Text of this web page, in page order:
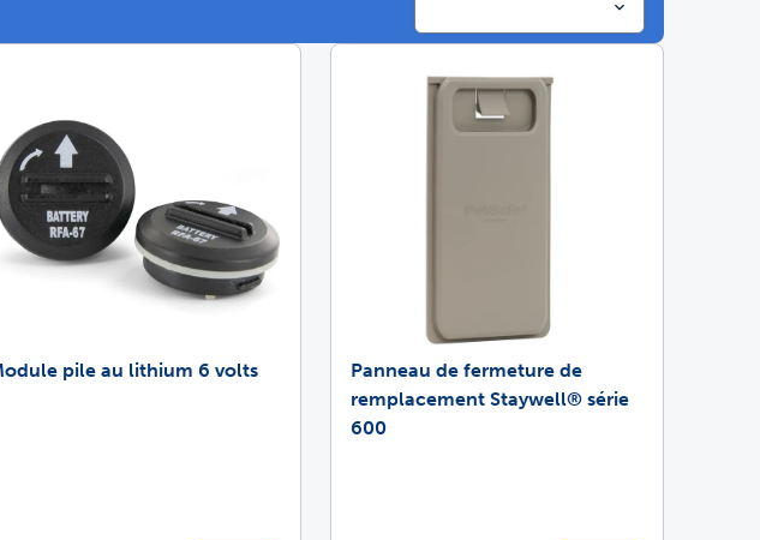
des odeurs 4 fois meilleur
ensemble
Trappes pour animaux conçues pour durer
pile au lithium 6 volts
Panneau de fermeture de
remplacement Staywell® série
600